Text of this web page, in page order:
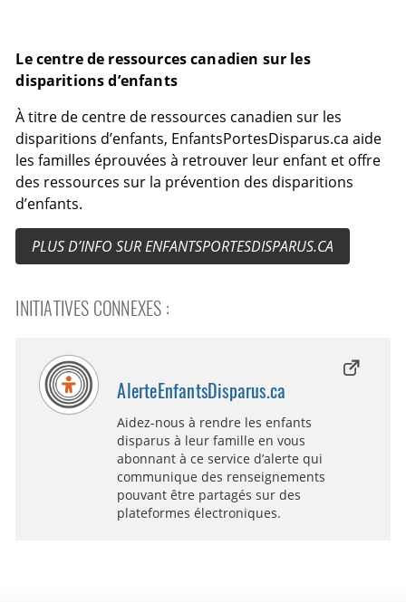
Le centre de ressources canadien sur les
disparitions d’enfants
À titre de centre de ressources canadien sur les
disparitions d’enfants, EnfantsPortesDisparus.ca aide
les familles éprouvées à retrouver leur enfant et offre
des ressources sur la prévention des disparitions
d’enfants.
PLUS D’INFO SUR ENFANTSPORTESDISPARUS.CA
INITIATIVES CONNEXES :
AlerteEnfantsDisparus.ca
Aidez-nous à rendre les enfants
disparus à leur famille en vous
abonnant à ce service d’alerte qui
communique des renseignements
pouvant être partagés sur des
plateformes électroniques.